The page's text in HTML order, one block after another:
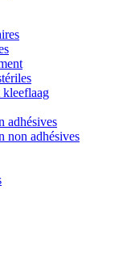
kleeflaag
adhésives
non adhésives